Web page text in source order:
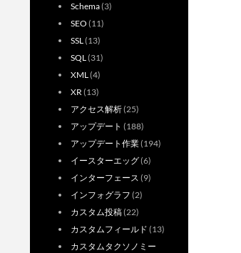
Schema(3)
SEO (11)
SSL(13)
SQL(31)
XML(4)
XR(13)
アクセス解析(25)
アップデート (188)
アップデート作業(194)
イースターエッグ(6)
インターフェース (9)
インフォグラフ (2)
カスタム投稿(22)
カスタムフィールド (13)
カスタムタクソノミー